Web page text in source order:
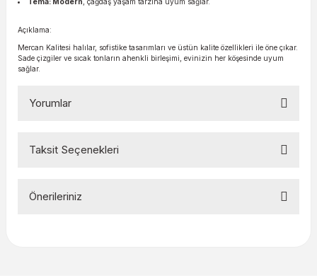
Açıklama:
Mercan Kalitesi halılar, sofistike tasarımları ve üstün kalite özellikleri ile öne çıkar.
Sade çizgiler ve sıcak tonların ahenkli birleşimi, evinizin her köşesinde uyum
sağlar.
Yorumlar
Taksit Seçenekleri
Önerileriniz